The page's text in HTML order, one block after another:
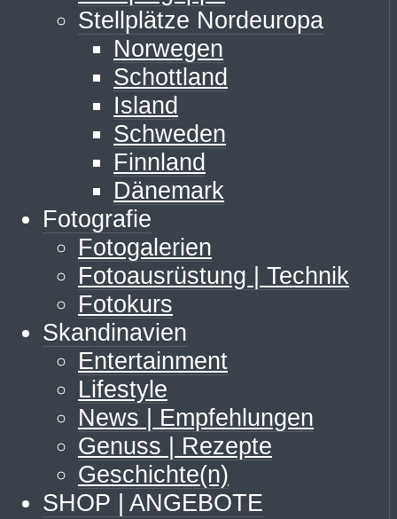
Stellplätze Nordeuropa
Norwegen
Schottland
Island
Schweden
Finnland
Dänemark
Fotografie
Fotogalerien
Fotoausrüstung | Technik
Fotokurs
Skandinavien
Entertainment
Lifestyle
News | Empfehlungen
Genuss | Rezepte
Geschichte(n)
SHOP | ANGEBOTE